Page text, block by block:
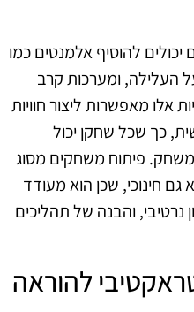
להוסיף אלמנטים כמו
העלילה, ומערכות קרב
אלו מאפשרות ליצור חוויות
כך שכל שחקן יכול
פיתוח משחקים מסוג
חינוכי, שכן הוא מעודד
נרטיבי, והבנה של תהליכים